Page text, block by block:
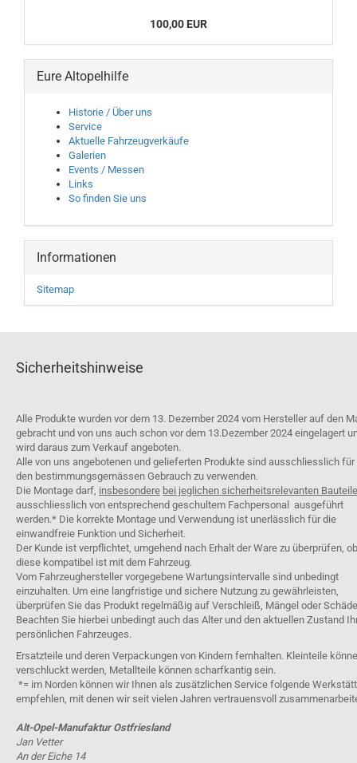
100,00 EUR
Eure Altopelhilfe
Historie / Über uns
Service
Aktuelle Fahrzeugverkäufe
Galerien
Events / Messen
Links
So finden Sie uns
Informationen
Sitemap
Sicherheitshinweise
Alle Produkte wurden vor dem 13. Dezember 2024 vom Hersteller auf den
gebracht und von uns auch schon vor dem 13.Dezember 2024 eingelagert
wird daraus zum Verkauf angeboten.
Alle von uns angebotenen und gelieferten Produkte sind ausschliesslich für
den bestimmungsgemässen Gebrauch zu verwenden.
Die Montage darf, insbesondere bei jeglichen sicherheitsrelevanten
ausschliesslich von entsprechend geschultem Fachpersonal ausgeführt
werden.* Die korrekte Montage und Verwendung ist unerlässlich für die
einwandfreie Funktion und Sicherheit.
Der Kunde ist verpflichtet, umgehend nach Erhalt der Ware zu überprüfen, ob
diese kompatibel ist mit dem Fahrzeug.
Vom Fahrzeughersteller vorgegebene Wartungsintervalle sind unbedingt
einzuhalten. Um eine langfristige und sichere Nutzung zu gewährleisten,
überprüfen Sie das Produkt regelmäßig auf Verschleiß, Mängel oder
Beachten Sie hierbei unbedingt auch das Alter und den aktuellen Zustand
persönlichen Fahrzeuges.
Ersatzteile und deren Verpackungen von Kindern fernhalten. Kleinteile
verschluckt werden, Metallteile können scharfkantig sein.
*= im Norden können wir Ihnen als zusätzlichen Service folgende
empfehlen, mit denen wir seit vielen Jahren vertrauensvoll
Alt-Opel-Manufaktur Ostfriesland
Jan Vetter
An der Eiche 14